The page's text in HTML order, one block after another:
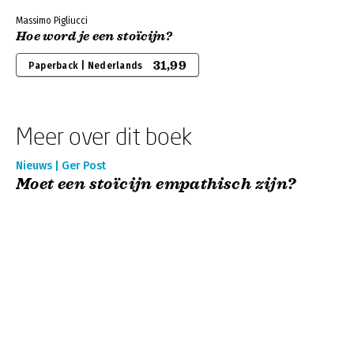
Massimo Pigliucci
Hoe word je een stoïcijn?
Paperback | Nederlands 31,99
Meer over dit boek
Nieuws | Ger Post
Moet een stoïcijn empathisch zijn?